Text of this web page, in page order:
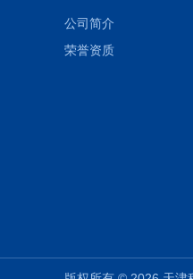
公司简介
荣誉资质